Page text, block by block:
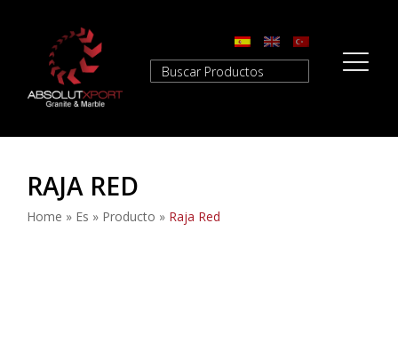
RAJA RED
Home » Es » Producto » Raja Red